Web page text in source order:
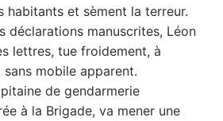
habitants et sèment la terreur.
déclarations manuscrites, Léon
lettres, tue froidement, à
mobile apparent.
de gendarmerie
à la Brigade, va mener une